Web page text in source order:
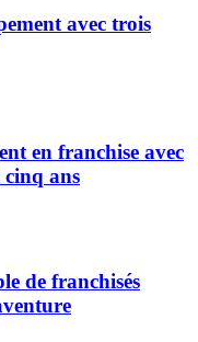
avec trois
en franchise avec
cinq ans
de franchisés